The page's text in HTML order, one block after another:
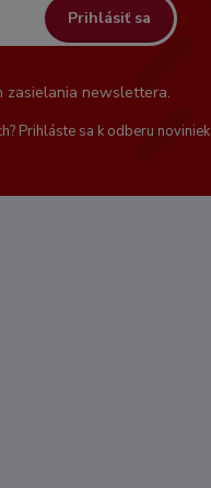
Prihlásiť sa
zasielania newslettera.
Prihláste sa k odberu noviniek